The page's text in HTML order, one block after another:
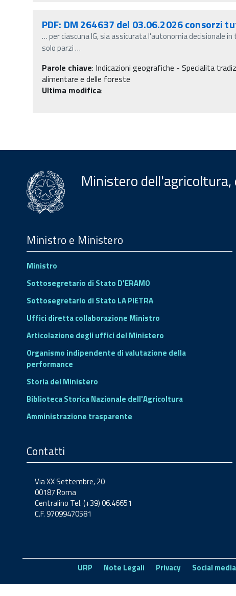
PDF: DM 264637 del 03.06.2026 consorzi
…per ciascuna IG, sia assicurata l'autonomia decisionale
solo parzi…
Parole chiave: Indicazioni geografiche - Specialita
alimentare e delle foreste
Ultima modifica:
Ministero
Menu
Footer
Ministro e Ministero
Ministro
Sottosegretario di Stato D'ERAMO
Sottosegretario di Stato LA PIETRA
Uffici diretta collaborazione Ministro
Articolazione degli uffici del Ministero
Organismo indipendente di valutazione della
performance
Storia del Ministero
Biblioteca Storica Nazionale dell'Agricoltura
Amministrazione trasparente
Contatti
Via XX Settembre, 20
00187 Roma
Centralino Tel. (+39) 06.46651
C.F. 97099470581
URP Note Legali Privacy Social